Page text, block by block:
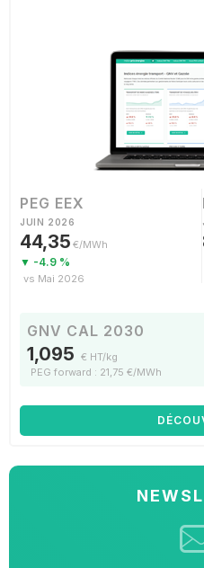
PEG EEX
JUIN 2026
44,35 €/MWh
▼ -4.9 %
vs Mai 2026
GNV CAL 2030
1,095 € HT/kg
PEG forward : 21,75 €/MWh